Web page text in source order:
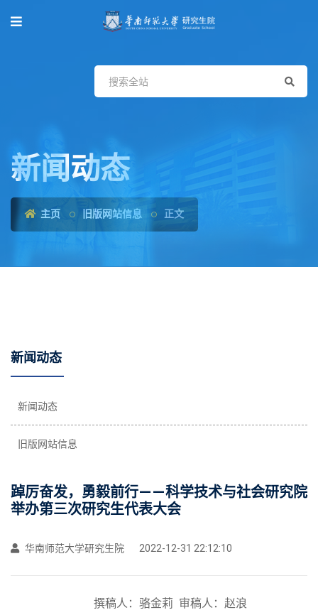
新闻动态
主页 旧版网站信息 正文
新闻动态
新闻动态
旧版网站信息
踔厉奋发，勇毅前行——科学技术与社会研究院
举办第三次研究生代表大会
华南师范大学研究生院 2022-12-31 22:12:10
撰稿人：骆金莉 审稿人：赵浪